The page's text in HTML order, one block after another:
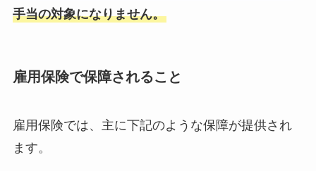
手当の対象になりません。
雇用保険で保障されること
雇用保険では、主に下記のような保障が提供され
ます。